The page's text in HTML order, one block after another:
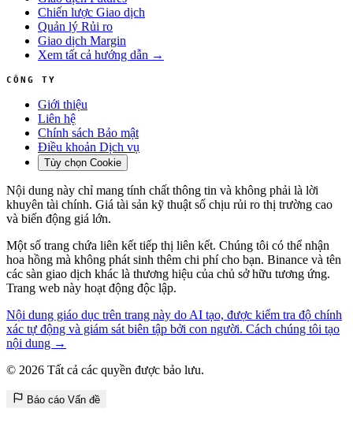
Chiến lược Giao dịch
Quản lý Rủi ro
Giao dịch Margin
Xem tất cả hướng dẫn →
CÔNG TY
Giới thiệu
Liên hệ
Chính sách Bảo mật
Điều khoản Dịch vụ
Tùy chọn Cookie
Nội dung này chỉ mang tính chất thông tin và không phải là lời
khuyên tài chính. Giá tài sản kỹ thuật số chịu rủi ro thị trường cao
và biến động giá lớn.
Một số trang chứa liên kết tiếp thị liên kết. Chúng tôi có thể nhận
hoa hồng mà không phát sinh thêm chi phí cho bạn. Binance và tên
các sàn giao dịch khác là thương hiệu của chủ sở hữu tương ứng.
Trang web này hoạt động độc lập.
Nội dung giáo dục trên trang này do AI tạo, được kiểm tra độ chính
xác tự động và giám sát biên tập bởi con người. Cách chúng tôi tạo
nội dung →
© 2026 Tất cả các quyền được bảo lưu.
Báo cáo Vấn đề